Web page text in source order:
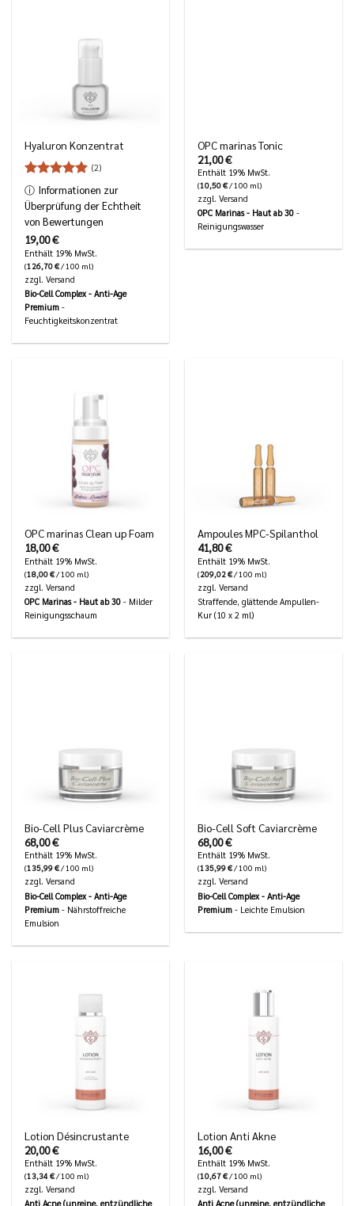
Hyaluron Konzentrat
Bewertet
mit 5
5
ⓘ Informationen zur
Überprüfung der Echtheit
von Bewertungen
(2)
19,00€
Enthält 19% MwSt.
(126,70€/ 100 ml)
zzgl.Versand
Bio-Cell Complex - Anti-Age
Premium -
Feuchtigkeitskonzentrat
OPC marinas Tonic
21,00€
Enthält 19% MwSt.
(10,50€/ 100 ml)
zzgl.Versand
OPC Marinas - Haut ab 30 -
Reinigungswasser
OPC marinas Clean up Foam
18,00€
Enthält 19% MwSt.
(18,00€/ 100 ml)
zzgl.Versand
OPC Marinas - Haut ab 30 - Milder
Reinigungsschaum
Ampoules MPC-Spilanthol
41,80€
Enthält 19% MwSt.
(209,02€/ 100 ml)
zzgl.Versand
Straffende, glättende Ampullen-
Kur (10 x 2 ml)
Bio-Cell Plus Caviarcrème
68,00€
Enthält 19% MwSt.
(135,99€/ 100 ml)
zzgl.Versand
Bio-Cell Complex - Anti-Age
Premium - Nährstoffreiche
Emulsion
Bio-Cell Soft Caviarcrème
68,00€
Enthält 19% MwSt.
(135,99€/ 100 ml)
zzgl.Versand
Bio-Cell Complex - Anti-Age
Premium - Leichte Emulsion
Lotion Désincrustante
20,00€
Enthält 19% MwSt.
(13,34€/ 100 ml)
zzgl.Versand
Anti Acne (unreine, entzündliche
Lotion Anti Akne
16,00€
Enthält 19% MwSt.
(10,67€/ 100 ml)
zzgl.Versand
Anti Acne (unreine, entzündliche